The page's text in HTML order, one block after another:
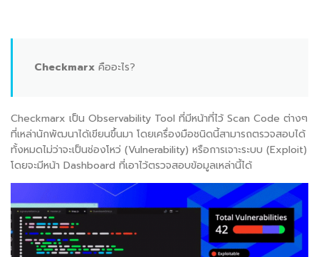
Checkmarx คืออะไร?
Checkmarx เป็น Observability Tool ที่มีหน้าที่ไว้ Scan Code ต่างๆ
ที่เหล่านักพัฒนาได้เขียนขึ้นมา โดยเครื่องมือชนิดนี้สามารถตรวจสอบได้
ทั้งหมดไม่ว่าจะเป็นช่องโหว่ (Vulnerability) หรือการเจาะระบบ (Exploit)
โดยจะมีหน้า Dashboard ที่เอาไว้ตรวจสอบข้อมูลเหล่านี้ได้